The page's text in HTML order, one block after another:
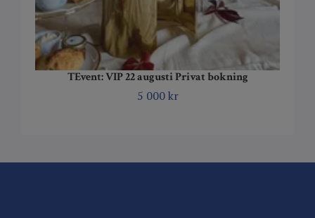
TEvent: VIP 22 augusti Privat bokning
5 000 kr